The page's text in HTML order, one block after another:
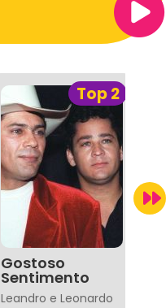
Top 2
Gostoso
Sentimento
Leandro e Leonardo